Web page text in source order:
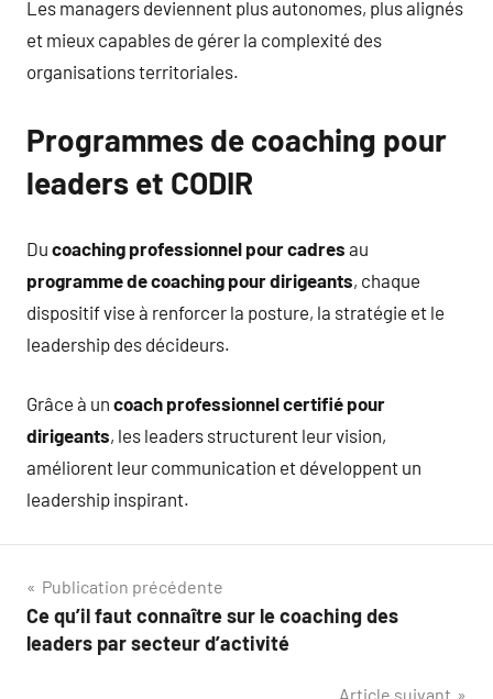
Les managers deviennent plus autonomes, plus alignés
et mieux capables de gérer la complexité des
organisations territoriales.
Programmes de coaching pour
leaders et CODIR
Du coaching professionnel pour cadres au
programme de coaching pour dirigeants, chaque
dispositif vise à renforcer la posture, la stratégie et le
leadership des décideurs.
Grâce à un coach professionnel certifié pour
dirigeants, les leaders structurent leur vision,
améliorent leur communication et développent un
leadership inspirant.
Navigation
de
Publication précédente
Ce qu’il faut connaître sur le coaching des
leaders par secteur d’activité
Article suivant